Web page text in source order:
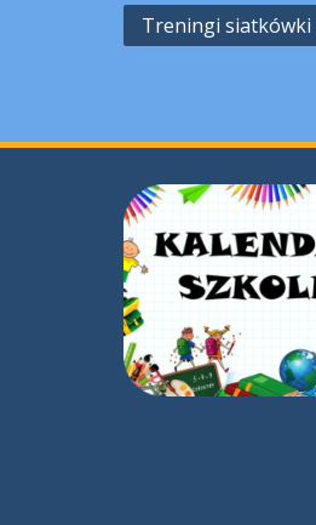
Nawigacja
Treningi siatkówki